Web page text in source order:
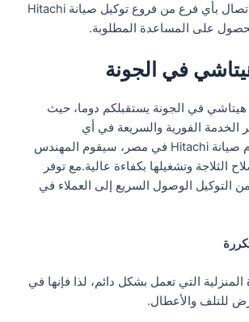
لمدة عام. يمكنك الاتصال بأي فرع من فروع توكيل صيانة Hitachi
على المساعدة المطلوبة.
في الجونة
هيتاشي في الجونة يستقبلكم دوما، حيث
الخدمة الفورية والسريعة في أي
وقت.باستخدام أرقام صيانة Hitachi في مصر، سيقوم المهندس
وتشغيلها بكفاءة عالية.مع توفر
التوكيل الوصول السريع إلى العملاء في
المنزلية التي تعمل بشكل دائم، لذا فإنها في
للتلف والأعطال.